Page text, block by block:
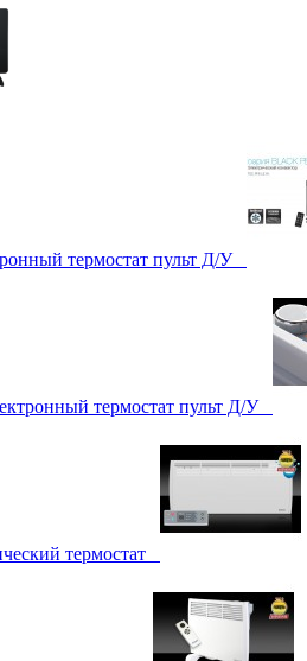
термостат пульт Д/У
термостат пульт Д/У
термостат